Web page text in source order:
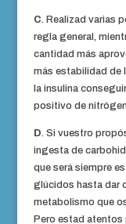
C. Realizad varias
regla general,
cantidad más
más estabilidad de
la insulina
positivo de
D. Si vuestro
ingesta de
que será siempre
glúcidos hasta dar
metabolismo que
Pero estad atentos